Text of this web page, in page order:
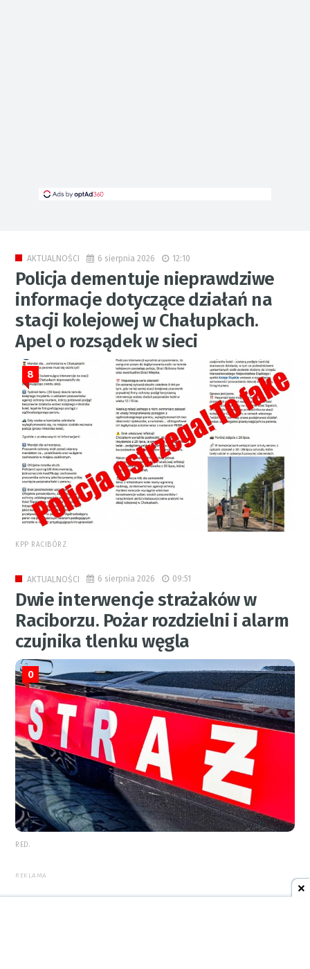
AKTUALNOŚCI 6 sierpnia 2026 12:10
Policja dementuje nieprawdziwe
informacje dotyczące działań na
stacji kolejowej w Chałupkach.
Apel o rozsądek w sieci
8
KPP RACIBÓRZ
AKTUALNOŚCI 6 sierpnia 2026 09:51
Dwie interwencje strażaków w
Raciborzu. Pożar rozdzielni i alarm
czujnika tlenku węgla
0
RED.
REKLAMA